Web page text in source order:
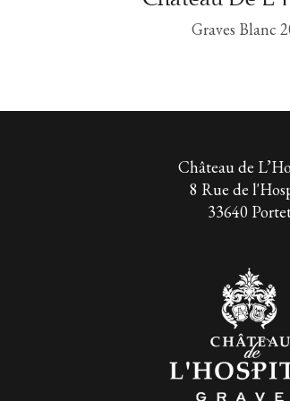
5
Graves Blanc
Château de
8 Rue de
33640